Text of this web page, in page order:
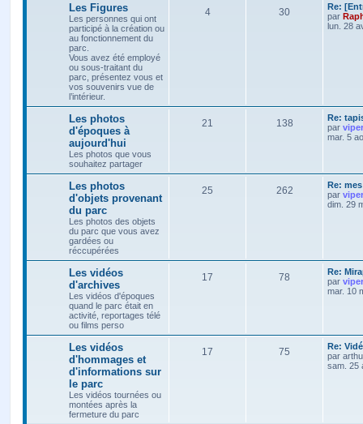
Les Figures
Les personnes qui ont
participé à la création ou
au fonctionnement du
parc.
Vous avez été employé
ou sous-traitant du
parc, présentez vous et
vos souvenirs vue de
l’intérieur.
4 30
Re:
par
lun. 28
Les photos
d'époques à
aujourd'hui
Les photos que vous
souhaitez partager
21 138
Re:
par
mar. 5
Les photos
d'objets provenant
du parc
Les photos des objets
du parc que vous avez
gardées ou
réccupérées
25 262
Re:
par
dim. 29
Les vidéos
d'archives
Les vidéos d'époques
quand le parc était en
activité, reportages télé
ou films perso
17 78
Re:
par
mar. 10
Les vidéos
d'hommages et
d'informations sur
le parc
Les vidéos tournées ou
montées après la
fermeture du parc
17 75
Re:
par
sam. 25